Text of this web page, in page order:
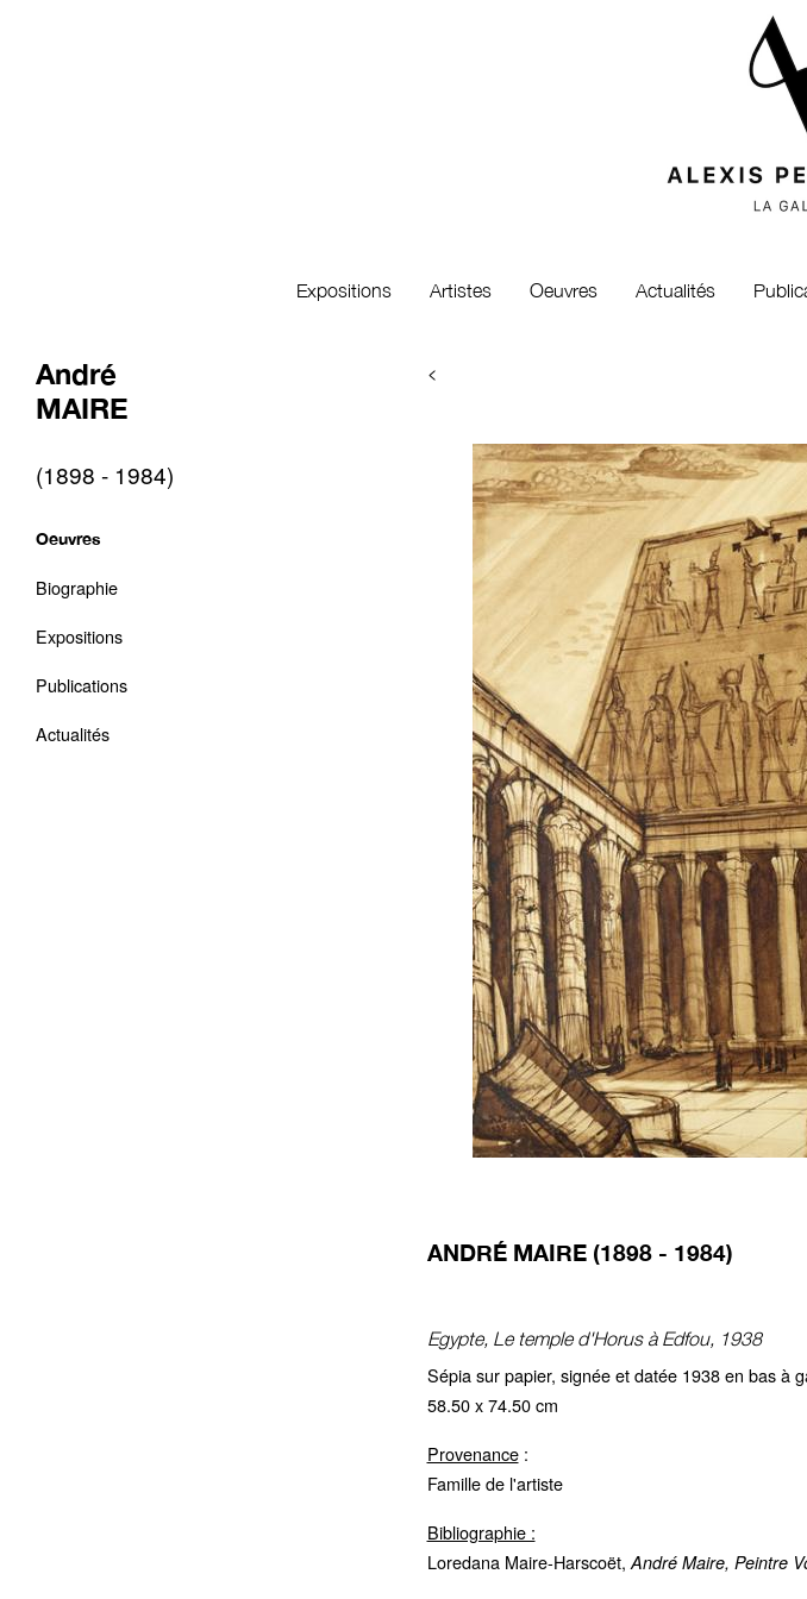
Expositions Artistes Oeuvres Actualités
André
MAIRE
(1898 - 1984)
Oeuvres
Biographie
Expositions
Publications
Actualités
<
ANDRÉ MAIRE (1898 - 1984)
Egypte, Le temple d'Horus à Edfou, 1938
Sépia sur papier, signée et datée 1938 en bas à
58.50 x 74.50 cm
Provenance:
Famille de l'artiste
Bibliographie :
Loredana Maire-Harscoët, André Maire, Peintre